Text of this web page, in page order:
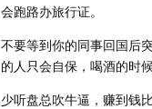
会跑路办旅行证。
不要等到你的同事回国后
的人只会自保，喝酒的时
少听盘总吹牛逼，赚到钱